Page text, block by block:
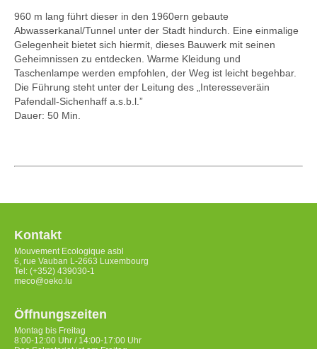
960 m lang führt dieser in den 1960ern gebaute
Abwasserkanal/Tunnel unter der Stadt hindurch. Eine einmalige
Gelegenheit bietet sich hiermit, dieses Bauwerk mit seinen
Geheimnissen zu entdecken. Warme Kleidung und
Taschenlampe werden empfohlen, der Weg ist leicht begehbar.
Die Führung steht unter der Leitung des „Interesseveräin
Pafendall-Sichenhaff a.s.b.l.”
Dauer: 50 Min.
Kontakt
Mouvement Ecologique asbl
6, rue Vauban L-2663 Luxembourg
Tel: (+352) 439030-1
meco@oeko.lu
Öffnungszeiten
Montag bis Freitag
8:00-12:00 Uhr / 14:00-17:00 Uhr